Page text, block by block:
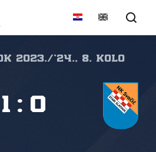
2023./'24., 8. kolo
1 : 0